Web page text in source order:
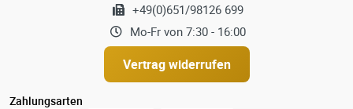
+49(0)651/98126 699
Mo-Fr von 7:30 - 16:00
Vertrag widerrufen
Zahlungsarten